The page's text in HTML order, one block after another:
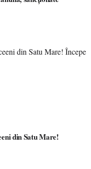
din Satu Mare!